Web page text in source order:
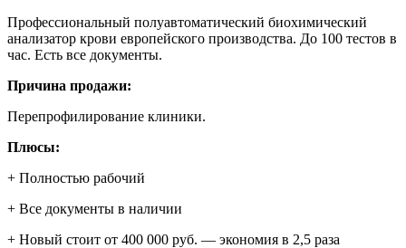
Профессиональный полуавтоматический биохимический
анализатор крови европейского производства. До 100 тестов в
час. Есть все документы.
Причина продажи:
Перепрофилирование клиники.
Плюсы:
+ Полностью рабочий
+ Все документы в наличии
+ Новый стоит от 400 000 руб. — экономия в 2,5 раза